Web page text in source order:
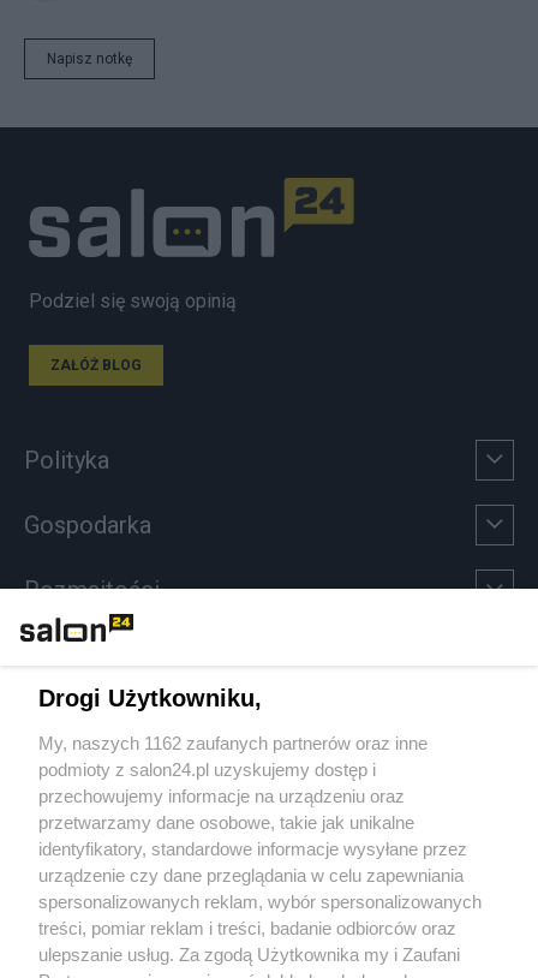
Napisz notkę
Podziel się swoją opinią
ZAŁÓŻ BLOG
Polityka
Gospodarka
Rozmaitości
Sport
Społeczeństwo
Kultura
X Facebook Instagram Youtube
Drogi Użytkowniku,
My, naszych 1162 zaufanych partnerów oraz inne
podmioty z salon24.pl uzyskujemy dostęp i
przechowujemy informacje na urządzeniu oraz
przetwarzamy dane osobowe, takie jak unikalne
identyfikatory, standardowe informacje wysyłane przez
urządzenie czy dane przeglądania w celu zapewniania
spersonalizowanych reklam, wybór spersonalizowanych
treści, pomiar reklam i treści, badanie odbiorców oraz
ulepszanie usług. Za zgodą Użytkownika my i Zaufani